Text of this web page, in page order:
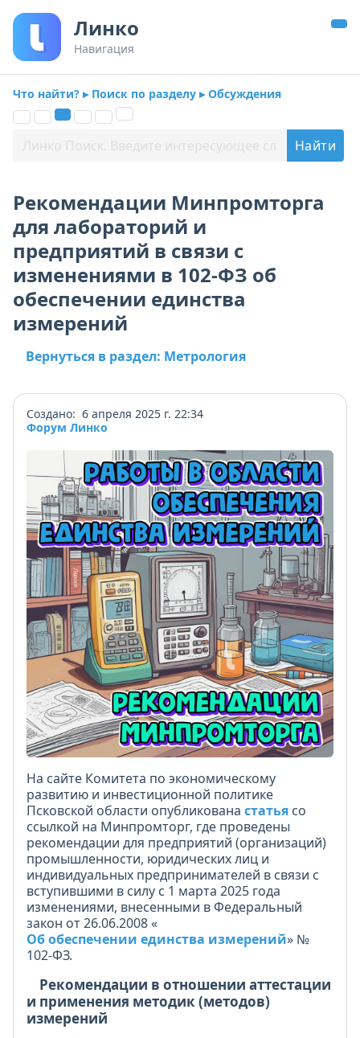
Линко
Навигация
Что найти? ▸ Поиск по разделу ▸ Обсуждения
Рекомендации Минпромторга
для лабораторий и
предприятий в связи с
изменениями в 102-ФЗ об
обеспечении единства
измерений
Вернуться в раздел: Метрология
Создано: 6 апреля 2025 г. 22:34
Форум Линко
На сайте Комитета по экономическому
развитию и инвестиционной политике
Псковской области опубликована статья со
ссылкой на Минпромторг, где проведены
рекомендации для предприятий (организаций)
промышленности, юридических лиц и
индивидуальных предпринимателей в связи с
вступившими в силу с 1 марта 2025 года
изменениями, внесенными в Федеральный
закон от 26.06.2008 «
Об обеспечении единства измерений» №
102-ФЗ.
Рекомендации в отношении аттестации
и применения методик (методов)
измерений